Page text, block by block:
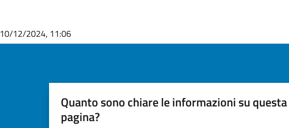
10/12/2024, 11:06
Quanto sono chiare le informazioni su questa
pagina?